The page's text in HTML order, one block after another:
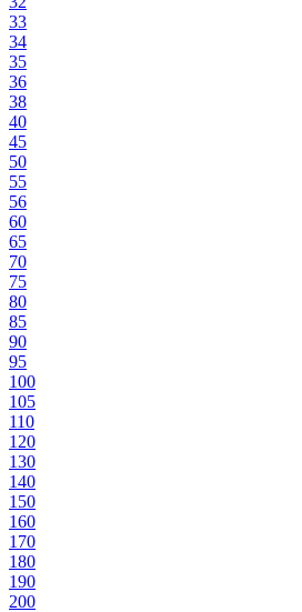
33
34
35
36
38
40
45
50
55
56
60
65
70
75
80
85
90
95
100
105
110
120
130
140
150
160
170
180
190
200